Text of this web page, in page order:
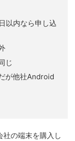
以内なら申し込
じ
が他社Android
の端末を購入し